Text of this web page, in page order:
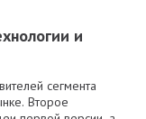
и
сегмента
Второе